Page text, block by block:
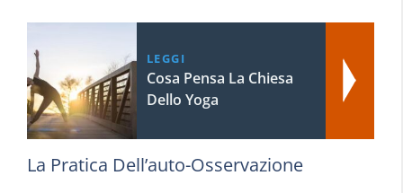
LEGGI
Cosa Pensa La Chiesa
Dello Yoga
La Pratica Dell’auto-Osservazione